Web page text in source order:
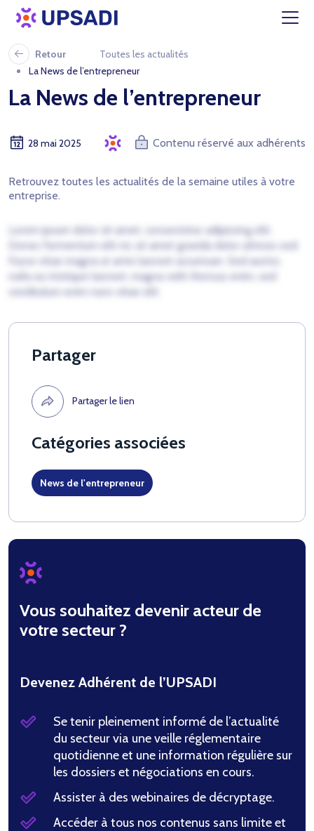
Retour
Toutes les actualités
La News de l’entrepreneur
La News de l’entrepreneur
28 mai 2025 Contenu réservé aux adhérents
Retrouvez toutes les actualités de la semaine utiles à votre
entreprise.
Lorem ipsum dolor sit amet, consectetur adipiscing elit.
Donec fermentum elit mi, sit amet gravida dolor ultrices sed.
Fusce vitae magna ut ante laoreet accumsan. Sed auctor,
nulla eu tristique laoreet, magna velit rhoncus enim, sed
vestibulum enim nunc vitae elit.
Partager
Partager le lien
Catégories associées
News de l'entrepreneur
Vous souhaitez devenir acteur de
votre secteur ?
Devenez Adhérent de l’UPSADI
Se tenir pleinement informé de l’actualité
du secteur via une veille réglementaire
quotidienne et une information régulière sur
les dossiers et négociations en cours.
Assister à des webinaires de décryptage.
Accéder à tous nos contenus sans limite et